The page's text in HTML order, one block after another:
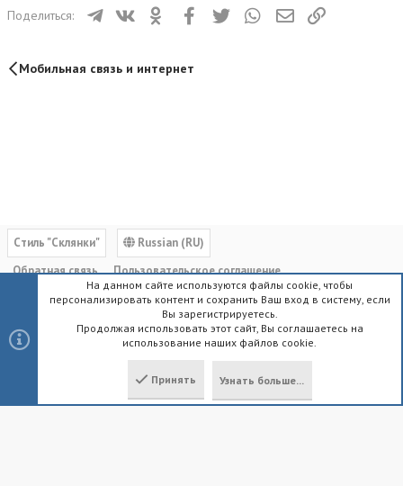
Поделиться: ТелеграмВКонтактеОдноклассники
FacebookTwitter WhatsAppЭлектронная почта
Мобильная связь и интернет
Cтиль "Склянки"
Russian (RU)
Обратная связь
Пользовательское соглашение
Политика конфиденциальности
Помощь Главная
R
S
Community platform by XenForo® © 2010-2023 XenForo Ltd.
XenForo.Info
На данном сайте используются файлы cookie, чтобы
персонализировать контент и сохранить Ваш вход в систему, если
Вы зарегистрируетесь.
Продолжая использовать этот сайт, Вы соглашаетесь на
использование наших файлов cookie.
Принять Узнать больше...